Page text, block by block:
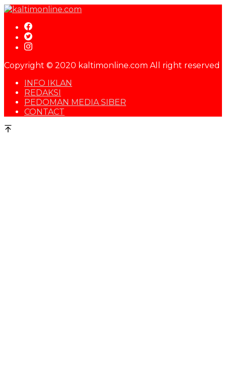
Copyright © 2020 kaltimonline.com All right reserved
INFO IKLAN
REDAKSI
PEDOMAN MEDIA SIBER
CONTACT